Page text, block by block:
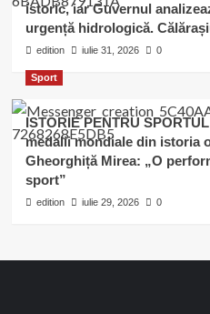
istoric, iar Guvernul
urgență hidrologică.
edition iulie 31, 2026 0
Sport
ISTORIE PENTRU
medalii mondiale din istoria
Gheorghiță Mirea: „O
sport”
edition iulie 29, 2026 0